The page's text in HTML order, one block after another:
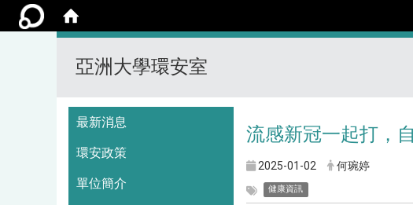
亞洲大學環安室
最新消息
環安政策
單位簡介
流感新冠一起打，
2025-01-02 何琬婷
健康資訊